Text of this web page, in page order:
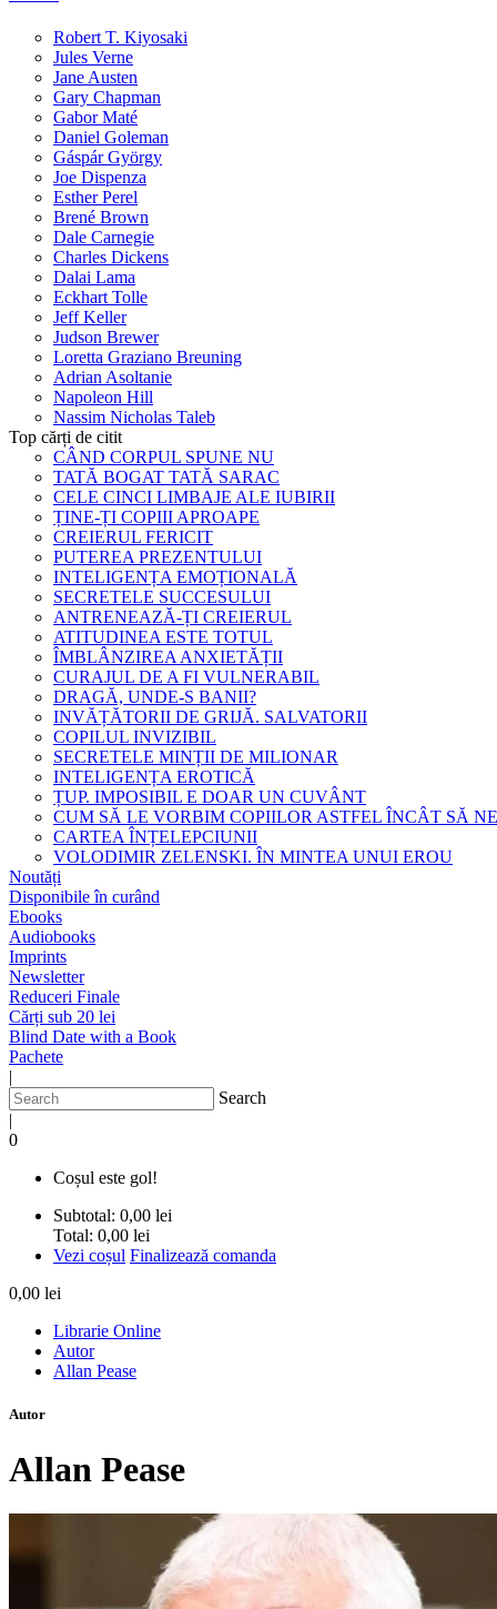
Robert T. Kiyosaki
Jules Verne
Jane Austen
Gary Chapman
Gabor Maté
Daniel Goleman
Gáspár György
Joe Dispenza
Esther Perel
Brené Brown
Dale Carnegie
Charles Dickens
Dalai Lama
Eckhart Tolle
Jeff Keller
Judson Brewer
Loretta Graziano Breuning
Adrian Asoltanie
Napoleon Hill
Nassim Nicholas Taleb
Top cărți de citit
CÂND CORPUL SPUNE NU
TATĂ BOGAT TATĂ SARAC
CELE CINCI LIMBAJE ALE IUBIRII
ȚINE-ȚI COPIII APROAPE
CREIERUL FERICIT
PUTEREA PREZENTULUI
INTELIGENȚA EMOȚIONALĂ
SECRETELE SUCCESULUI
ANTRENEAZĂ-ȚI CREIERUL
ATITUDINEA ESTE TOTUL
ÎMBLÂNZIREA ANXIETĂȚII
CURAJUL DE A FI VULNERABIL
DRAGĂ, UNDE-S BANII?
INVĂȚĂTORII DE GRIJĂ. SALVATORII
COPILUL INVIZIBIL
SECRETELE MINȚII DE MILIONAR
INTELIGENȚA EROTICĂ
ȚUP. IMPOSIBIL E DOAR UN CUVÂNT
CUM SĂ LE VORBIM COPIILOR ASTFEL ÎNCÂT SĂ
CARTEA ÎNȚELEPCIUNII
VOLODIMIR ZELENSKI. ÎN MINTEA UNUI EROU
Noutăți
Disponibile în curând
Ebooks
Audiobooks
Imprints
Newsletter
Reduceri Finale
Cărți sub 20 lei
Blind Date with a Book
Pachete
|
Search
|
0
Coșul este gol!
Subtotal: 0,00 lei
Total: 0,00 lei
Vezi coșul Finalizează comanda
0,00 lei
Librarie Online
Autor
Allan Pease
Autor
Allan Pease